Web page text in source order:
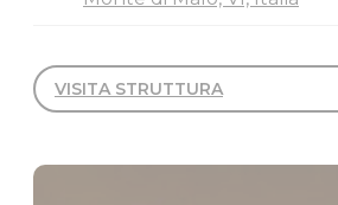
VISITA STRUTTURA